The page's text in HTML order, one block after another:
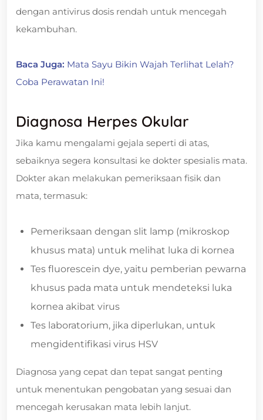
dengan antivirus dosis rendah untuk mencegah
kekambuhan.
Baca Juga: Mata Sayu Bikin Wajah Terlihat Lelah?
Coba Perawatan Ini!
Diagnosa Herpes Okular
Jika kamu mengalami gejala seperti di atas,
sebaiknya segera konsultasi ke dokter spesialis mata.
Dokter akan melakukan pemeriksaan fisik dan
mata, termasuk:
Pemeriksaan dengan slit lamp (mikroskop
khusus mata) untuk melihat luka di kornea
Tes fluorescein dye, yaitu pemberian pewarna
khusus pada mata untuk mendeteksi luka
kornea akibat virus
Tes laboratorium, jika diperlukan, untuk
mengidentifikasi virus HSV
Diagnosa yang cepat dan tepat sangat penting
untuk menentukan pengobatan yang sesuai dan
mencegah kerusakan mata lebih lanjut.